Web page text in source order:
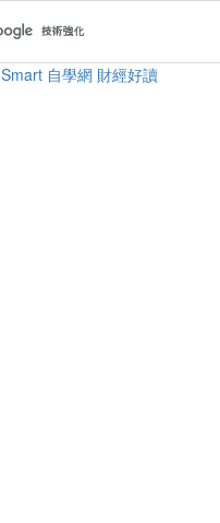
Smart 自學網 財經好讀